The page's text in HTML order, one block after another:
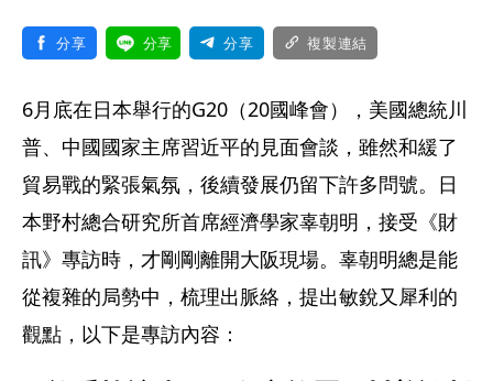
分享 分享 分享 複製連結
6月底在日本舉行的G20（20國峰會），美國總統川
普、中國國家主席習近平的見面會談，雖然和緩了
貿易戰的緊張氣氛，後續發展仍留下許多問號。日
本野村總合研究所首席經濟學家辜朝明，接受《財
訊》專訪時，才剛剛離開大阪現場。辜朝明總是能
從複雜的局勢中，梳理出脈絡，提出敏銳又犀利的
觀點，以下是專訪內容：